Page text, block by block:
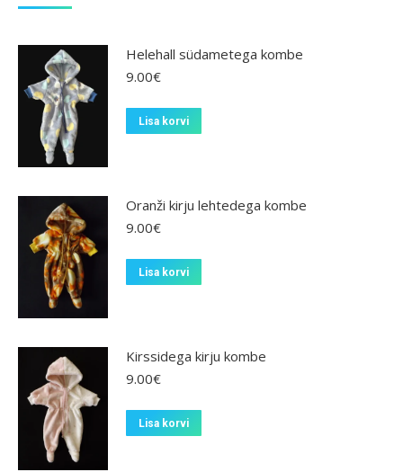
Helehall südametega kombe
9.00€
Lisa korvi
Oranži kirju lehtedega kombe
9.00€
Lisa korvi
Kirssidega kirju kombe
9.00€
Lisa korvi